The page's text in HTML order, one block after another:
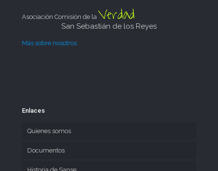
Asociación Comisión de la Verdad
San Sebastián de los Reyes
Más sobre nosotros
Enlaces
Quienes somos
Documentos